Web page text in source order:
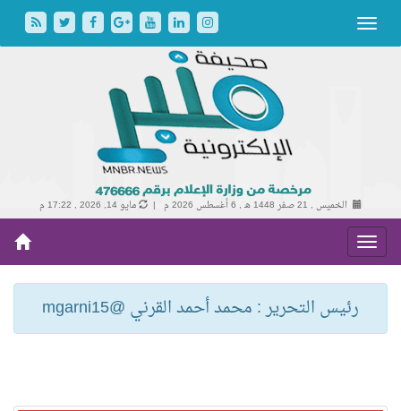
الخميس , 21 صفر 1448 هـ , 6 أغسطس 2026 م | مايو 14, 2026 , 17:22 م
رئيس التحرير : محمد أحمد القرني @mgarni15